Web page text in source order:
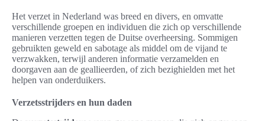
Het verzet in Nederland was breed en divers, en omvatte
verschillende groepen en individuen die zich op verschillende
manieren verzetten tegen de Duitse overheersing. Sommigen
gebruikten geweld en sabotage als middel om de vijand te
verzwakken, terwijl anderen informatie verzamelden en
doorgaven aan de geallieerden, of zich bezighielden met het
helpen van onderduikers.
Verzetsstrijders en hun daden